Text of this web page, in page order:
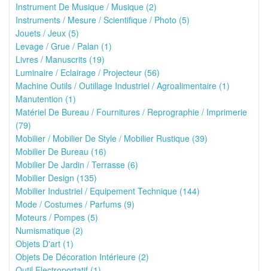
Instrument De Musique / Musique (2)
Instruments / Mesure / Scientifique / Photo (5)
Jouets / Jeux (5)
Levage / Grue / Palan (1)
Livres / Manuscrits (19)
Luminaire / Eclairage / Projecteur (56)
Machine Outils / Outillage Industriel / Agroalimentaire (1)
Manutention (1)
Matériel De Bureau / Fournitures / Reprographie / Imprimerie
(79)
Mobilier / Mobilier De Style / Mobilier Rustique (39)
Mobilier De Bureau (16)
Mobilier De Jardin / Terrasse (6)
Mobilier Design (135)
Mobilier Industriel / Equipement Technique (144)
Mode / Costumes / Parfums (9)
Moteurs / Pompes (5)
Numismatique (2)
Objets D'art (1)
Objets De Décoration Intérieure (2)